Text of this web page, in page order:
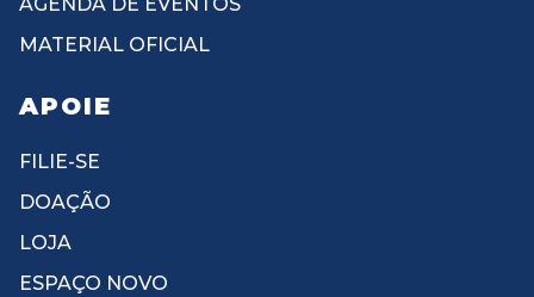
AGENDA DE EVENTOS
MATERIAL OFICIAL
APOIE
FILIE-SE
DOAÇÃO
LOJA
ESPAÇO NOVO